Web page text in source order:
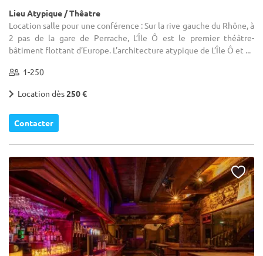
Lieu Atypique / Thêatre
Location salle pour une conférence : Sur la rive gauche du Rhône, à
2 pas de la gare de Perrache, L’Île Ô est le premier théâtre-
bâtiment flottant d’Europe. L’architecture atypique de L’Île Ô et ...
1-250
Location dès250 €
Contacter